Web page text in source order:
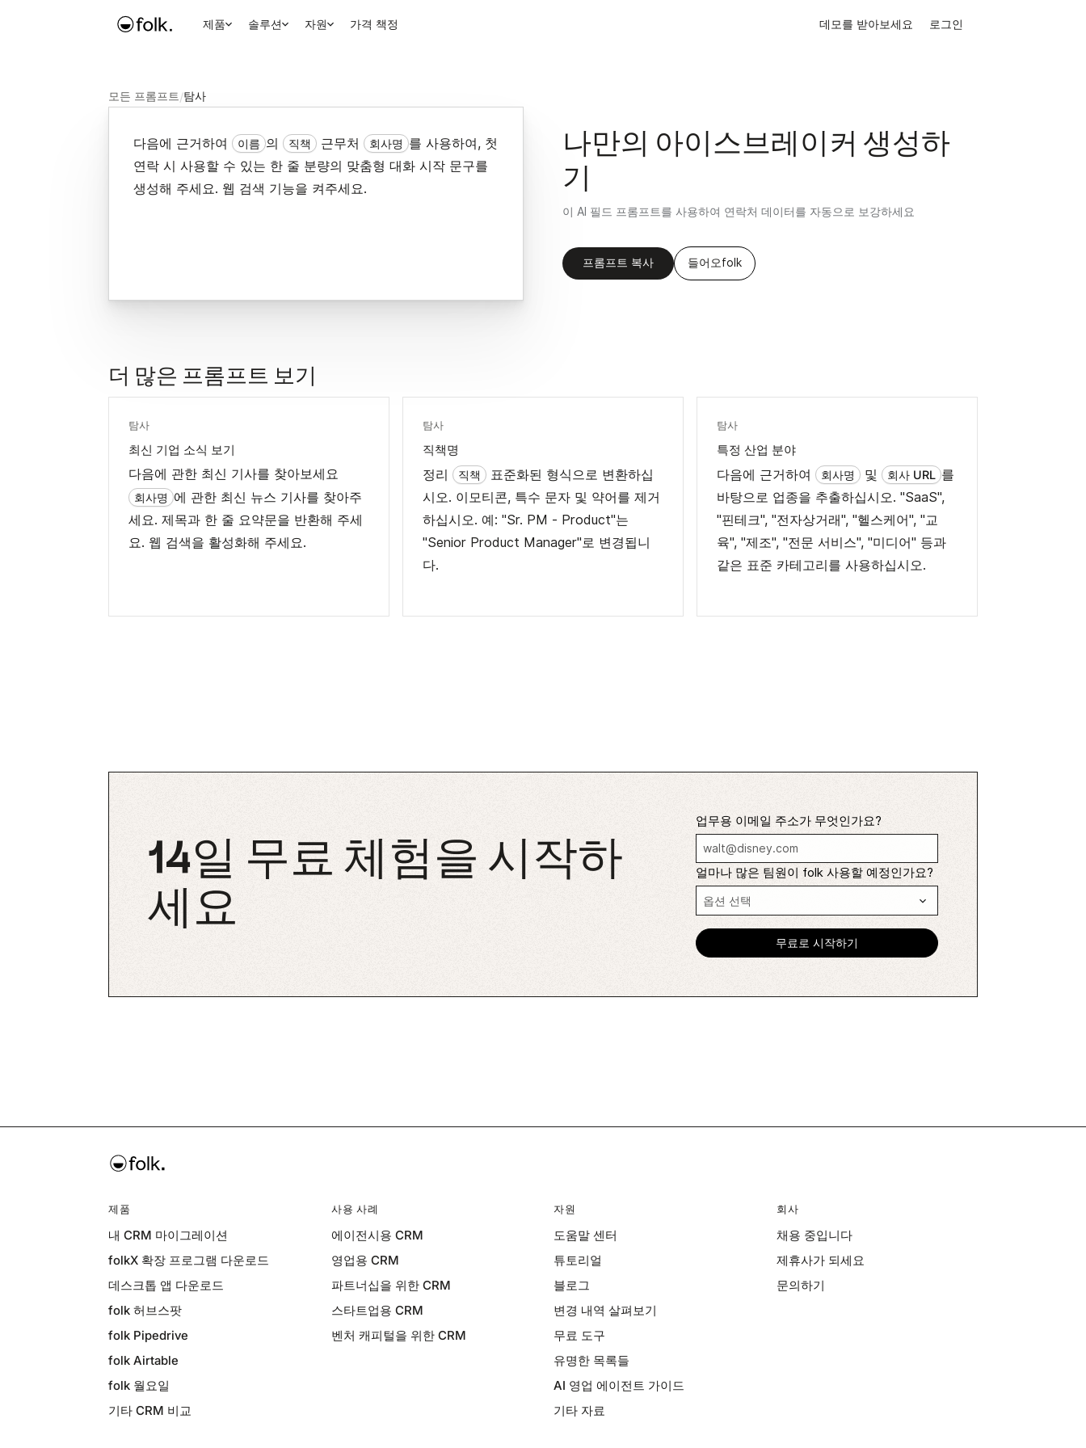
제품 솔루션 자원 가격 책정 데모를 받아보세요 로그인
모든 프롬프트/탐사
다음에 근거하여 이름 의 직책 근무처 회사명 를 사용하여, 첫
연락 시 사용할 수 있는 한 줄 분량의 맞춤형 대화 시작 문구를
생성해 주세요. 웹 검색 기능을 켜주세요.
나만의 아이스브레이커 생성하
기
이 AI 필드 프롬프트를 사용하여 연락처 데이터를 자동으로 보강하세요
프롬프트 복사 들어오folk
더 많은 프롬프트 보기
탐사
최신 기업 소식 보기
다음에 관한 최신 기사를 찾아보세요
회사명 에 관한 최신 뉴스 기사를 찾아주
세요. 제목과 한 줄 요약문을 반환해 주세
요. 웹 검색을 활성화해 주세요.
탐사
직책명
정리 직책
표준화된 형식으로 변환하십
시오. 이모티콘, 특수 문자 및 약어를 제거
하십시오. 예: "Sr. PM - Product"는
"Senior Product Manager"로 변경됩니
다.
탐사
특정 산업 분야
다음에 근거하여
회사명 및 회사 URL 를
바탕으로 업종을 추출하십시오. "SaaS",
"핀테크", "전자상거래", "헬스케어", "교
육", "제조", "전문 서비스", "미디어" 등과
같은 표준 카테고리를 사용하십시오.
14일 무료 체험을 시작하
세요
업무용 이메일 주소가 무엇인가요?
얼마나 많은 팀원이 folk 사용할 예정인가요?
제품
내 CRM 마이그레이션
folkX 확장 프로그램 다운로드
데스크톱 앱 다운로드
folk 허브스팟
folk Pipedrive
folk Airtable
folk 월요일
기타 CRM 비교
사용 사례
에이전시용 CRM
영업용 CRM
파트너십을 위한 CRM
스타트업용 CRM
벤처 캐피털을 위한 CRM
자원
도움말 센터
튜토리얼
블로그
변경 내역 살펴보기
무료 도구
유명한 목록들
AI 영업 에이전트 가이드
기타 자료
회사
채용 중입니다
제휴사가 되세요
문의하기